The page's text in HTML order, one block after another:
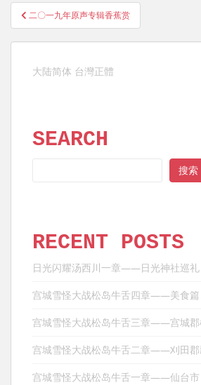
文
章
导
二〇一九年原声专辑香蕉赏
大陆简体 台灣正體
SEARCH
搜索
RECENT POSTS
日光闪耀汤西川一章——日光神社巡礼
宫城雪怪大战松岛牛舌四章——美食篇
宫城雪怪大战松岛牛舌三章——宫城郡
宫城雪怪大战松岛牛舌二章——刈田郡
宫城雪怪大战松岛牛舌一章——仙台市